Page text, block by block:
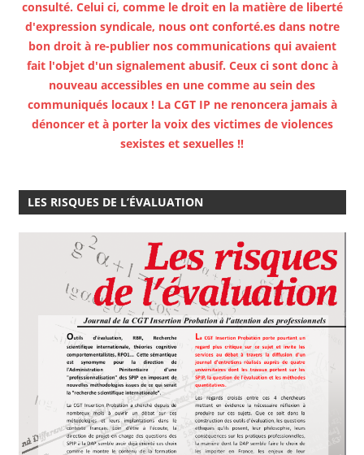
consulté. Celui ci, comme le droit en la matière de liberté
d'expression syndicale, nous ont conforté.es dans notre
bon droit à re-publier nos communications qui avaient
fait l'objet d'un signalement abusif. Ceux ci sont donc à
nouveau accessibles en une comme au sein des
communiqués locaux ! La CGT IP ne renoncera jamais à
dénoncer et à porter la voix des victimes de violences
sexistes et sexuelles !!
LES RISQUES DE L’ÉVALUATION